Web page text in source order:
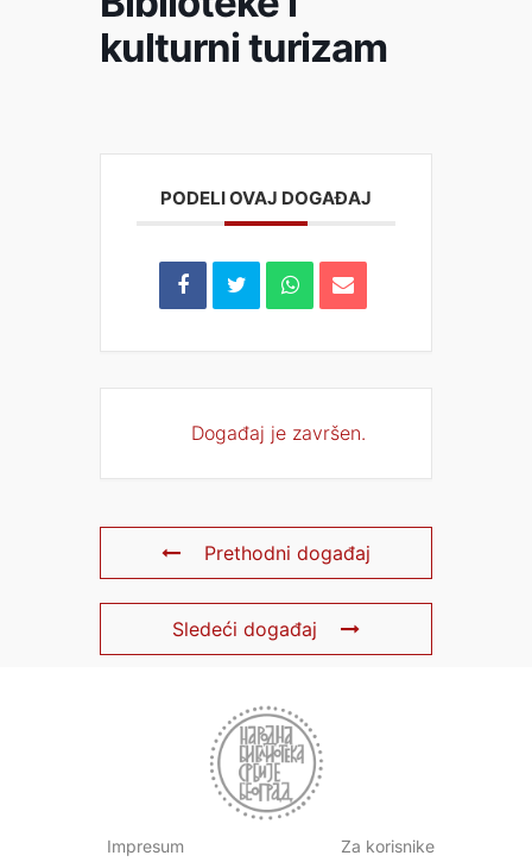
kulturni turizam
PODELI OVAJ DOGAĐAJ
Događaj je završen.
Prethodni događaj
Sledeći događaj
Impresum Za korisnike